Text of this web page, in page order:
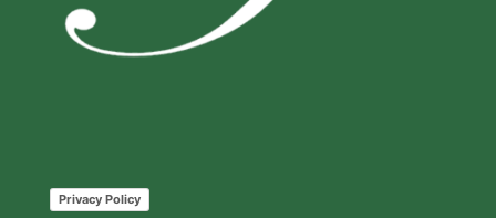
Privacy Policy